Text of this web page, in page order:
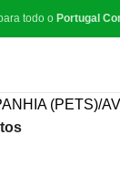
todo o Portugal
(PETS)